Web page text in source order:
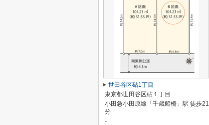
世田谷区砧1丁目
東京都世田谷区砧１丁目
小田急小田原線「千歳船橋」駅 徒歩21
分
-